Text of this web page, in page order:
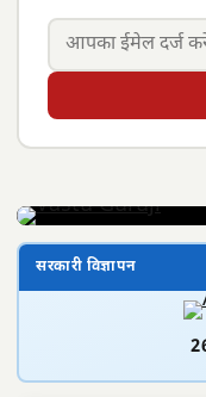
सरकारी विज्ञापन